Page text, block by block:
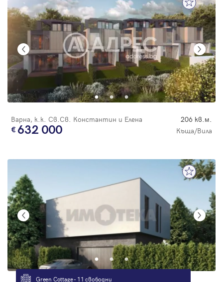
Варна, к.к. Св.Св. Константин и Елена 206 кв.м.
632 000 Къща/Вила
Green Cottage - 11 свободни